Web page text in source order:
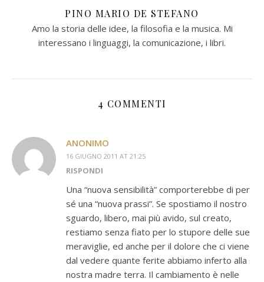
PINO MARIO DE STEFANO
Amo la storia delle idee, la filosofia e la musica. Mi
interessano i linguaggi, la comunicazione, i libri.
4 COMMENTI
ANONIMO
16 GIUGNO 2011 AT 21:25
RISPONDI
Una “nuova sensibilità” comporterebbe di per
sé una “nuova prassi”. Se spostiamo il nostro
sguardo, libero, mai più avido, sul creato,
restiamo senza fiato per lo stupore delle sue
meraviglie, ed anche per il dolore che ci viene
dal vedere quante ferite abbiamo inferto alla
nostra madre terra. Il cambiamento è nelle